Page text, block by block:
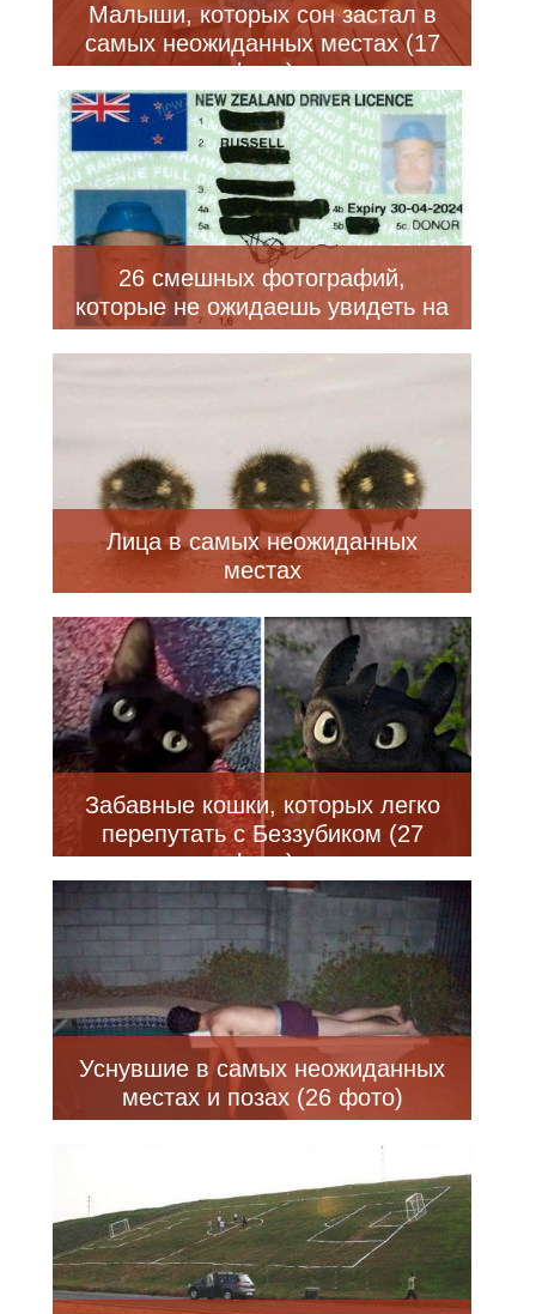
Малыши, которых сон застал в
самых неожиданных местах (17
фото)
26 смешных фотографий,
которые не ожидаешь увидеть на
документах
Лица в самых неожиданных
местах
Забавные кошки, которых легко
перепутать с Беззубиком (27
фото)
Уснувшие в самых неожиданных
местах и позах (26 фото)